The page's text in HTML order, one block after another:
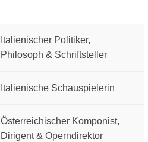
Italienischer Politiker,
Philosoph & Schriftsteller
Italienische Schauspielerin
Österreichischer Komponist,
Dirigent & Operndirektor